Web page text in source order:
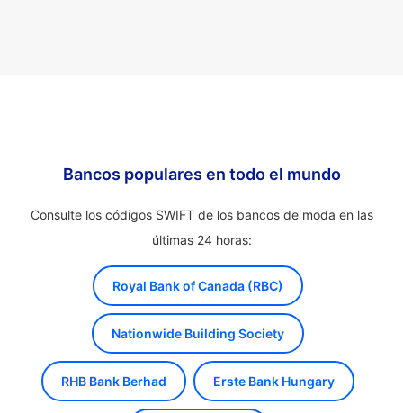
Bancos populares en todo el mundo
Consulte los códigos SWIFT de los bancos de moda en las
últimas 24 horas:
Royal Bank of Canada (RBC)
Nationwide Building Society
RHB Bank Berhad Erste Bank Hungary